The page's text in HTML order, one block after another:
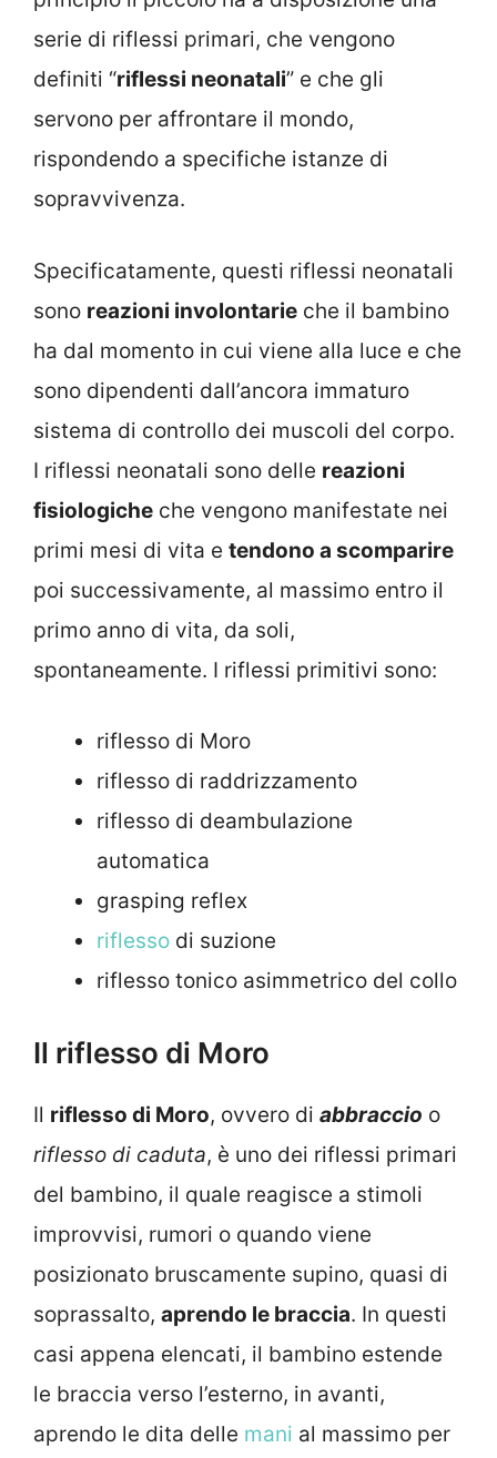
serie di riflessi primari, che vengono
definiti “riflessi neonatali” e che gli
servono per affrontare il mondo,
rispondendo a specifiche istanze di
sopravvivenza.
Specificatamente, questi riflessi neonatali
sono reazioni involontarie che il bambino
ha dal momento in cui viene alla luce e che
sono dipendenti dall’ancora immaturo
sistema di controllo dei muscoli del corpo.
I riflessi neonatali sono delle reazioni
fisiologiche che vengono manifestate nei
primi mesi di vita e tendono a scomparire
poi successivamente, al massimo entro il
primo anno di vita, da soli,
spontaneamente. I riflessi primitivi sono:
riflesso di Moro
riflesso di raddrizzamento
riflesso di deambulazione
automatica
grasping reflex
riflesso di suzione
riflesso tonico asimmetrico del collo
Il riflesso di Moro
Il riflesso di Moro, ovvero di abbraccio o
riflesso di caduta, è uno dei riflessi primari
del bambino, il quale reagisce a stimoli
improvvisi, rumori o quando viene
posizionato bruscamente supino, quasi di
soprassalto, aprendo le braccia. In questi
casi appena elencati, il bambino estende
le braccia verso l’esterno, in avanti,
aprendo le dita delle mani al massimo per